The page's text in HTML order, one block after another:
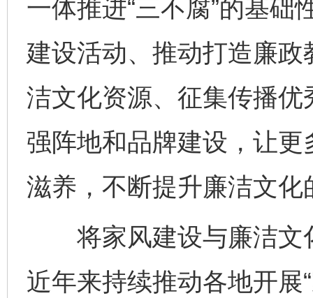
一体推进“三不腐”的基
建设活动、推动打造廉
洁文化资源、征集传播
强阵地和品牌建设，让
滋养，不断提升廉洁文
将家风建设与廉洁文
近年来持续推动各地开展